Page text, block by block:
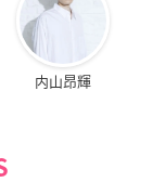
内山昂輝